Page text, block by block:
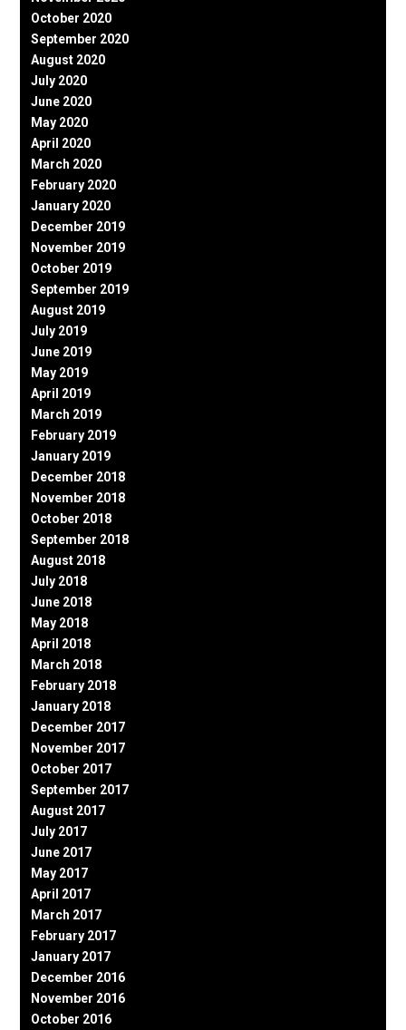
October 2020
September 2020
August 2020
July 2020
June 2020
May 2020
April 2020
March 2020
February 2020
January 2020
December 2019
November 2019
October 2019
September 2019
August 2019
July 2019
June 2019
May 2019
April 2019
March 2019
February 2019
January 2019
December 2018
November 2018
October 2018
September 2018
August 2018
July 2018
June 2018
May 2018
April 2018
March 2018
February 2018
January 2018
December 2017
November 2017
October 2017
September 2017
August 2017
July 2017
June 2017
May 2017
April 2017
March 2017
February 2017
January 2017
December 2016
November 2016
October 2016